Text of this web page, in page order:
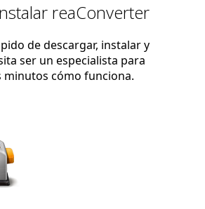
reaConverter
de descargar, instalar y
ser un especialista para
minutos cómo funciona.